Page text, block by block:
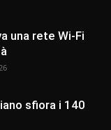
una rete Wi-Fi
sfiora i 140